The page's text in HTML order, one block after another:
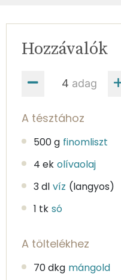
adag
Hozzávalók
A tésztához
500 g finomliszt
4 ek olívaolaj
3 dl víz (langyos)
1 tk só
A töltelékhez
70 dkg mángold